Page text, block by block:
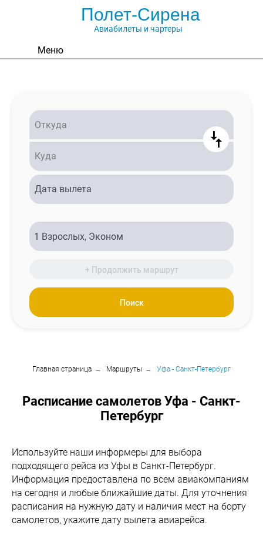
Полет-Сирена
Авиабилеты и чартеры
Меню
+ Продолжить маршрут
Поиск
Главная страница → Маршруты → Уфа - Санкт-Петербург
Расписание самолетов Уфа - Санкт-
Петербург
Используйте наши информеры для выбора
подходящего рейса из Уфы в Санкт-Петербург.
Информация предоставлена по всем авиакомпаниям
на сегодня и любые ближайшие даты. Для уточнения
расписания на нужную дату и наличия мест на борту
самолетов, укажите дату вылета авиарейса.